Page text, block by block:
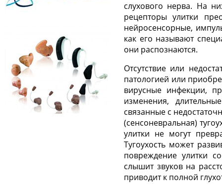
слухового нерва. На
рецепторы улитки
нейросенсорные,
как его называют
они распознаются.
Отсутствие или
патологией или
вирусные инфекции,
изменения,
связанные с
(сенсоневральная)
улитки не могут
Тугоухость может
повреждение улитки
слышит звуков на
приводит к полной